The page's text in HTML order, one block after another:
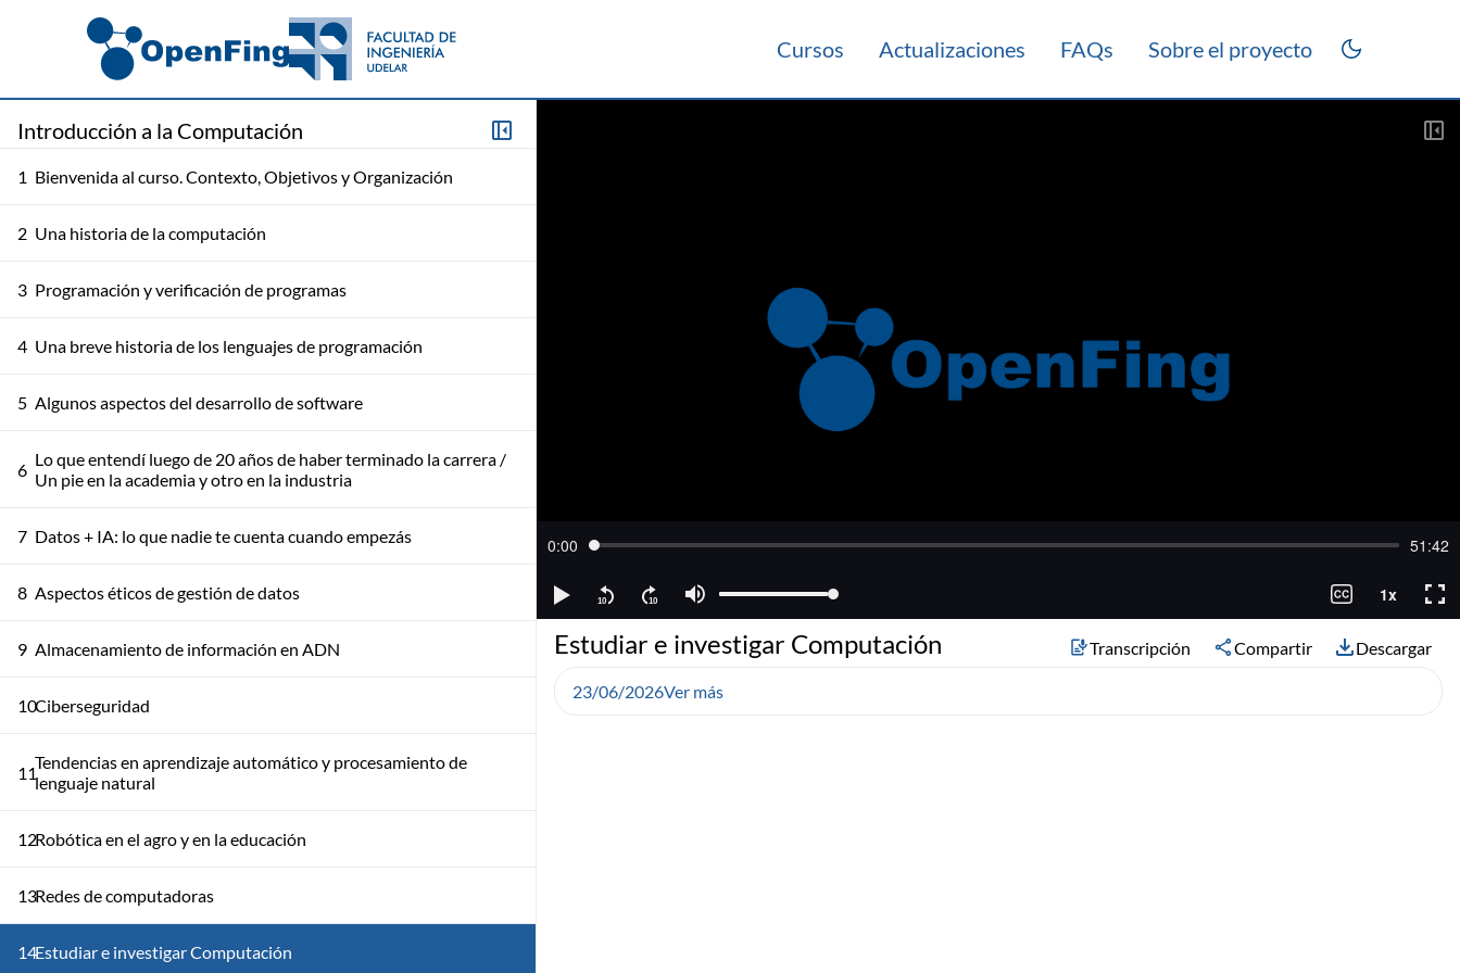
Cursos Actualizaciones FAQs Sobre el proyecto
Introducción a la Computación
1 Bienvenida al curso. Contexto, Objetivos y Organización
2 Una historia de la computación
3 Programación y verificación de programas
4 Una breve historia de los lenguajes de programación
5 Algunos aspectos del desarrollo de software
6 Lo que entendí luego de 20 años de haber terminado la carrera /
Un pie en la academia y otro en la industria
7 Datos + IA: lo que nadie te cuenta cuando empezás
8 Aspectos éticos de gestión de datos
9 Almacenamiento de información en ADN
10Ciberseguridad
11Tendencias en aprendizaje automático y procesamiento de
lenguaje natural
12Robótica en el agro y en la educación
13Redes de computadoras
14Estudiar e investigar Computación
Estudiar e investigar Computación Transcripción Compartir Descargar
23/06/2026Ver más